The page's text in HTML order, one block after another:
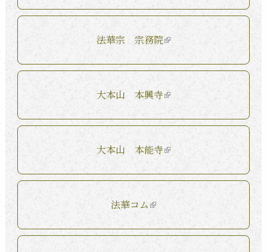
法華宗 宗務院
大本山 本興寺
大本山 本能寺
法華コム